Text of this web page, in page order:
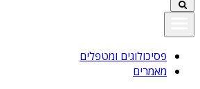
פסיכולוגים ומטפלים
מאמרים